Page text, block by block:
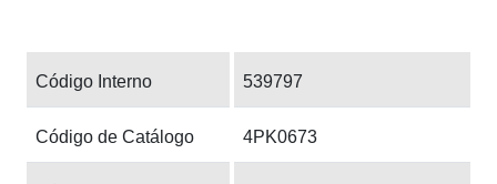
Código Interno 539797
Código de Catálogo 4PK0673